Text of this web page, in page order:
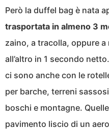
Però la duffel bag è nata
trasportata in almeno 3
zaino, a tracolla, oppure a
all’altro in 1 secondo
ci sono anche con le
per barche, terreni
boschi e montagne.
pavimento liscio di un